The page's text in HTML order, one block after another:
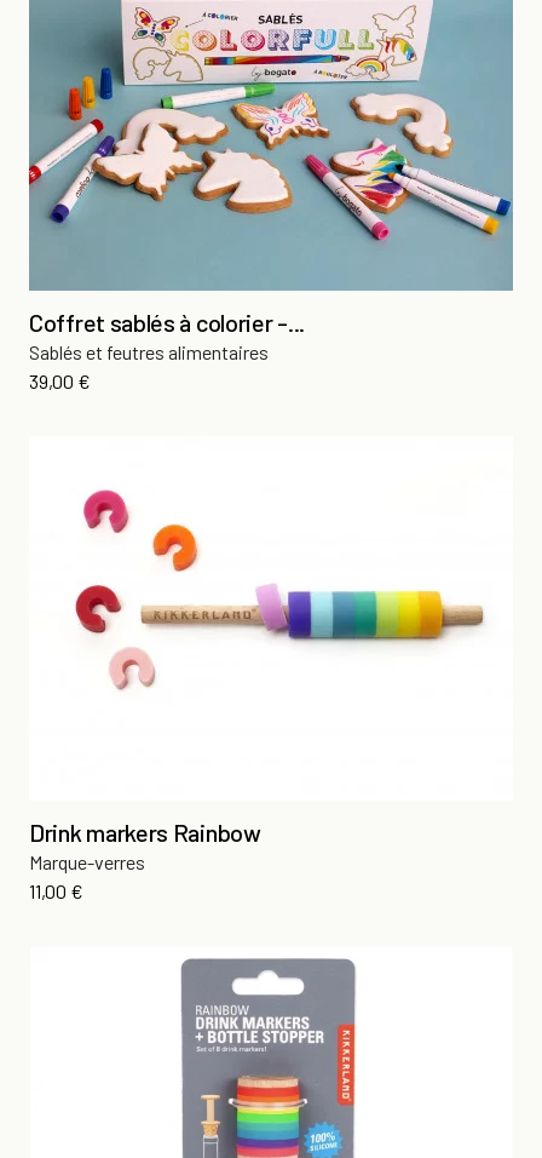
Coffret sablés à colorier -...
Sablés et feutres alimentaires
Prix
39,00 €
Drink markers Rainbow
Marque-verres
Prix
11,00 €